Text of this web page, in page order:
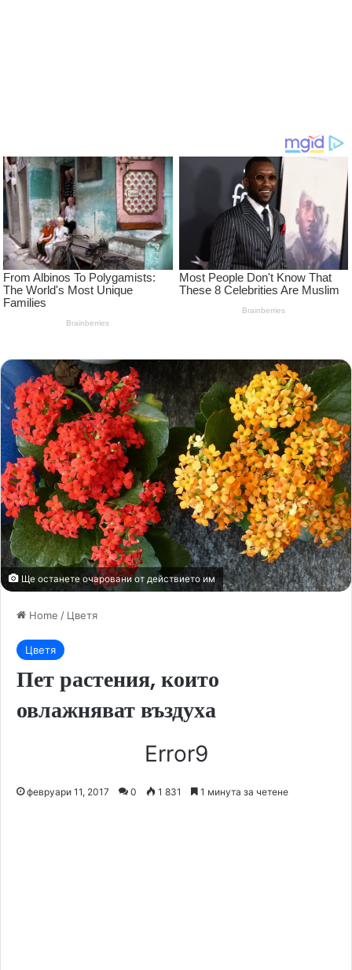
Ще останете очаровани от действието им
Home / Цветя
Цветя
Пет растения, които
овлажняват въздуха
Error9
февруари 11, 2017 0 1 831 1 минута за четене